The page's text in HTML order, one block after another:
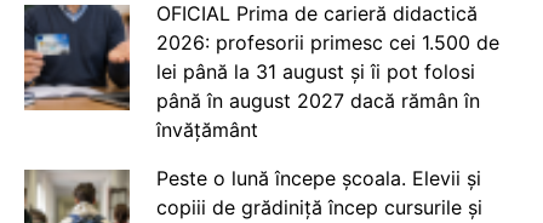
OFICIAL Prima de carieră didactică
2026: profesorii primesc cei 1.500 de
lei până la 31 august și îi pot folosi
până în august 2027 dacă rămân în
învățământ
Peste o lună începe școala. Elevii și
copiii de grădiniță încep cursurile și